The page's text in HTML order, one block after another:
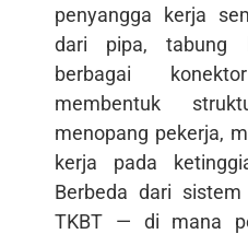
penyangga kerja
dari pipa, tabung
berbagai
membentuk
menopang pekerja,
kerja pada
Berbeda dari
TKBT — di mana